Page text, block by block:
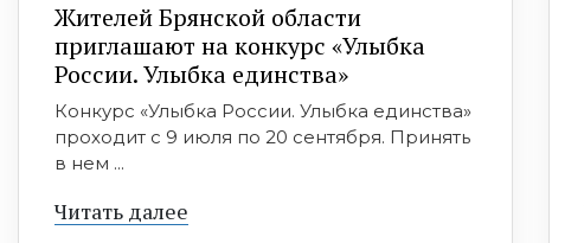
Жителей Брянской области
приглашают на конкурс «Улыбка
России. Улыбка единства»
Конкурс «Улыбка России. Улыбка единства»
проходит с 9 июля по 20 сентября. Принять
в нем ...
Читать далее